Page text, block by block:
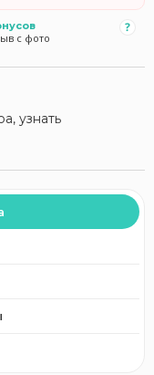
с фото
узнать